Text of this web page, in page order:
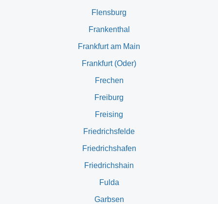
Flensburg
Frankenthal
Frankfurt am Main
Frankfurt (Oder)
Frechen
Freiburg
Freising
Friedrichsfelde
Friedrichshafen
Friedrichshain
Fulda
Garbsen